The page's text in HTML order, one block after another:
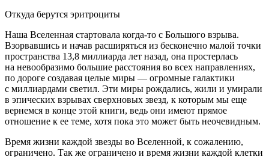
Откуда берутся эритроциты
Наша Вселенная стартовала когда-то с Большого взрыва.
Взорвавшись и начав расширяться из бесконечно малой точки
пространства 13,8 миллиарда лет назад, она простерлась
на невообразимо большие расстояния во всех направлениях,
по дороге создавая целые миры — огромные галактики
с миллиардами светил. Эти миры рождались, жили и умирали
в эпических взрывах сверхновых звезд, к которым мы еще
вернемся в конце этой книги, ведь они имеют прямое
отношение к ее теме, хотя пока это может быть неочевидным.
Время жизни каждой звезды во Вселенной, к сожалению,
ограничено. Так же ограничено и время жизни каждой клетки